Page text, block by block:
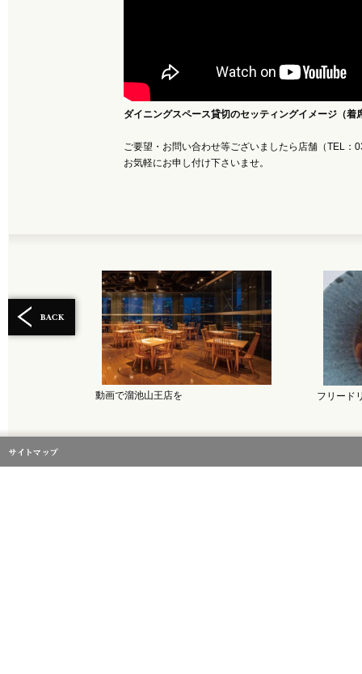
ダイニングスペース貸切のセッティングイメージ（着
ご要望・お問い合わせ等ございましたら店舗（TEL：
お気軽にお申し付け下さいませ。
動画で溜池山王店を フリード